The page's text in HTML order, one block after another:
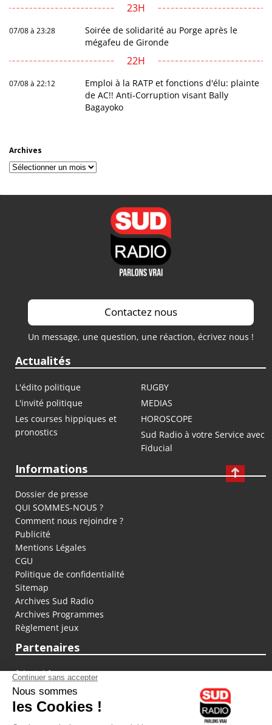
23H
07/08 à 23:28
Soirée de solidarité au Porge après le
mégafeu de Gironde
22H
07/08 à 22:12
Emploi à la RATP et fonctions d'élu: plainte
de AC!! Anti-Corruption visant Bally
Bagayoko
Archives
Archives
Contactez nous
Un message, une question, une réaction, écrivez nous !
Actualités
L'édito politique
RUGBY
L'invité politique
MEDIAS
Les courses hippiques et
pronostics
HOROSCOPE
Sud Radio à votre Service avec
Fiducial
Informations
Dossier de presse
QUI SOMMES-NOUS ?
Comment nous rejoindre ?
Publicité
Mentions Légales
CGU
Politique de confidentialité
Sitemap
Archives Sud Radio
Archives Programmes
Règlement jeux
Partenaires
fiducial.fr
lyoncapitale.fr
olympique-et-lyonnais.com